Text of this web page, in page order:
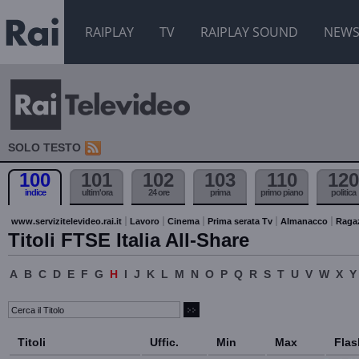
RAIPLAY TV RAIPLAY SOUND NEWS
SOLO TESTO
100
indice
101
ultim'ora
102
24 ore
103
prima
110
primo piano
120
politica
www.servizitelevideo.rai.it Lavoro Cinema Prima serata Tv Almanacco
Titoli FTSE Italia All-Share
A B C D E F G H I J K L M N O P Q R S T U V W X Y
Titoli Uffic. Min Max